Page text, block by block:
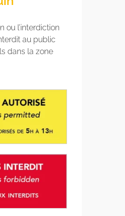
ou l’interdiction
au public
dans la zone